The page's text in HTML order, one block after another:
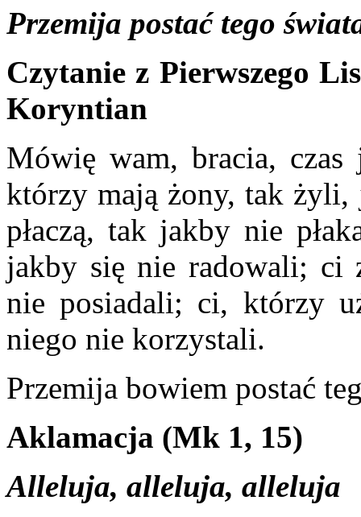
Przemija postać tego
Czytanie z Pierwszego
Koryntian
Mówię wam, bracia,
którzy mają żony, tak
płaczą, tak jakby nie
jakby się nie radowali; ci
nie posiadali; ci, którzy
niego nie korzystali.
Przemija bowiem postać
Aklamacja (Mk 1, 15)
Alleluja, alleluja, alleluja